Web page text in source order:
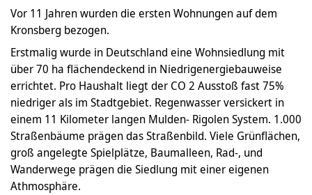
Vor 11 Jahren wurden die ersten Wohnungen auf dem
Kronsberg bezogen.
Erstmalig wurde in Deutschland eine Wohnsiedlung mit
über 70 ha flächendeckend in Niedrigenergiebauweise
errichtet. Pro Haushalt liegt der CO 2 Ausstoß fast 75%
niedriger als im Stadtgebiet. Regenwasser versickert in
einem 11 Kilometer langen Mulden- Rigolen System. 1.000
Straßenbäume prägen das Straßenbild. Viele Grünflächen,
groß angelegte Spielplätze, Baumalleen, Rad-, und
Wanderwege prägen die Siedlung mit einer eigenen
Athmosphäre.